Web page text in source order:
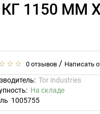
1150 ММ
0 отзывов / Написать
Tor industries
На складе
1005755